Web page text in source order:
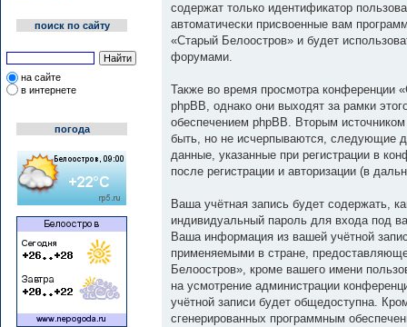
поиск по сайту
на сайте
в интернете
погода
содержат только идентификатор
автоматически присвоенные вам
«Старый Белоостров» и будет
форумами.
Также во время просмотра конференции
phpBB, однако они выходят за рамки
обеспечением phpBB. Вторым
быть, но не исчерпываются, следующие
данные, указанные при регистрации в
после регистрации и авторизации (в
Ваша учётная запись будет содержать,
индивидуальный пароль для входа под
Ваша информация из вашей учётной
применяемыми в стране,
Белоостров», кроме вашего имени
на усмотрение администрации
учётной записи будет общедоступна.
сгенерированных программным